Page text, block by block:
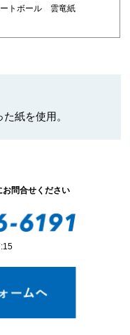
ートボール 雲竜紙
紙を使用。
問合せください